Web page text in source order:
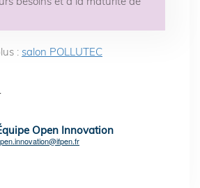
: salon POLLUTEC
Open Innovation